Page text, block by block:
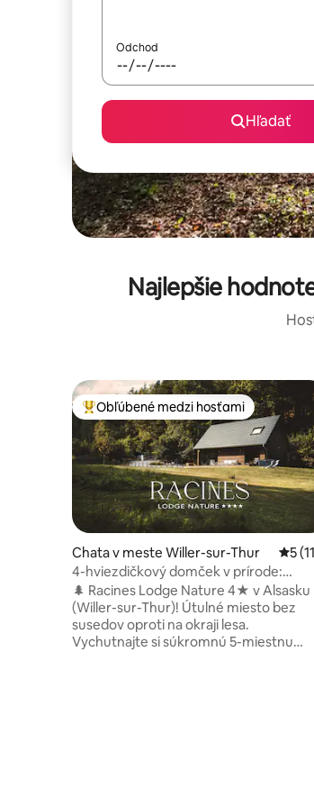
Odchod
Hľadať
Najlepšie
Najobľúbenejšie medzi hosťami
Obľúbené medzi hosťami
Chata v meste Willer-sur-Thur
5
4-hviezdičkový domček v prírode:
Súkromné vírivky a výhľad na les
🌲 Racines Lodge Nature 4★ v Alsasku
(Willer-sur-Thur)! Útulné miesto bez
susedov oproti na okraji lesa.
Vychutnajte si súkromnú 5-miestnu